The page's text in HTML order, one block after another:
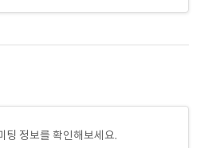
팅 정보를 확인해보세요.